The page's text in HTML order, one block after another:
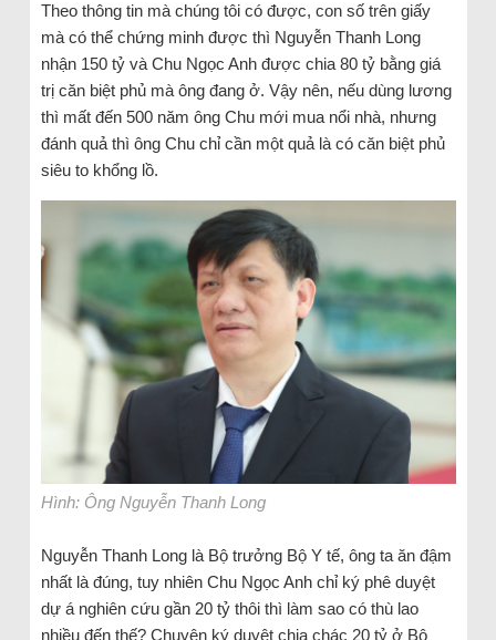
Theo thông tin mà chúng tôi có được, con số trên giấy
mà có thể chứng minh được thì Nguyễn Thanh Long
nhận 150 tỷ và Chu Ngọc Anh được chia 80 tỷ bằng giá
trị căn biệt phủ mà ông đang ở. Vậy nên, nếu dùng lương
thì mất đến 500 năm ông Chu mới mua nổi nhà, nhưng
đánh quả thì ông Chu chỉ cần một quả là có căn biệt phủ
siêu to khổng lồ.
Hình: Ông Nguyễn Thanh Long
Nguyễn Thanh Long là Bộ trưởng Bộ Y tế, ông ta ăn đậm
nhất là đúng, tuy nhiên Chu Ngọc Anh chỉ ký phê duyệt
dự á nghiên cứu gần 20 tỷ thôi thì làm sao có thù lao
nhiều đến thế? Chuyện ký duyệt chia chác 20 tỷ ở Bộ